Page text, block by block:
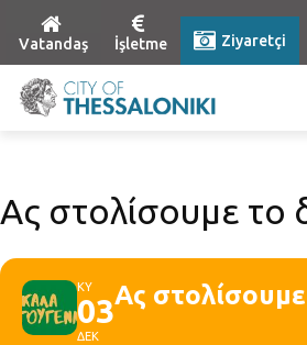
Vatandaş İşletme Ziyaretçi
Ας στολίσουμε το
ΚΥ
03
ΔΕΚ
Ας